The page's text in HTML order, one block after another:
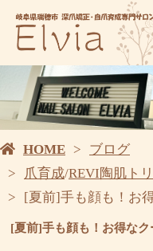
HOME
ブログ
爪育成/REVI陶肌ト
[夏前]手も顔も！お
[夏前]手も顔も！お得なク